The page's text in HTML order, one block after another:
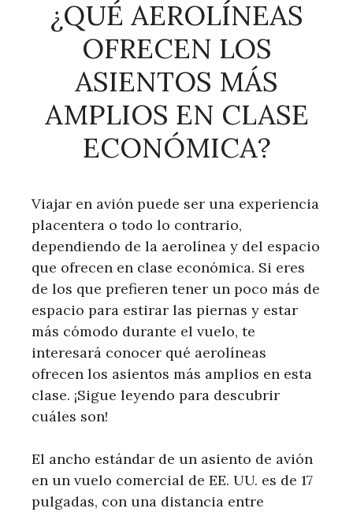
¿QUÉ AEROLÍNEAS
OFRECEN LOS
ASIENTOS MÁS
AMPLIOS EN CLASE
ECONÓMICA?
Viajar en avión puede ser una experiencia
placentera o todo lo contrario,
dependiendo de la aerolínea y del espacio
que ofrecen en clase económica. Si eres
de los que prefieren tener un poco más de
espacio para estirar las piernas y estar
más cómodo durante el vuelo, te
interesará conocer qué aerolíneas
ofrecen los asientos más amplios en esta
clase. ¡Sigue leyendo para descubrir
cuáles son!
El ancho estándar de un asiento de avión
en un vuelo comercial de EE. UU. es de 17
pulgadas, con una distancia entre